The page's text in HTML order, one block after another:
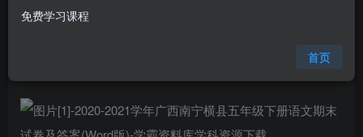
222.00 KB
免费学习课程
首页